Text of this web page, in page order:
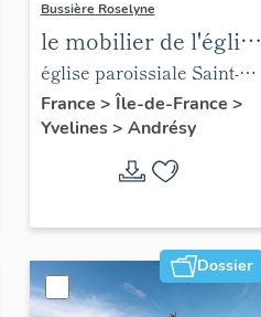
Bussière Roselyne
le mobilier de l'église
Saint-Germain-de-
Paris (liste
supplémentaire)
église paroissiale Saint-
Germain
France > Île-de-France >
Yvelines> Andrésy
Dossier